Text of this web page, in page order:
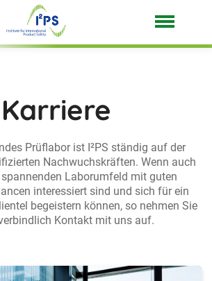
Karriere
Prüflabor ist I²PS ständig auf der
Nachwuchskräften. Wenn auch
Laborumfeld mit guten
interessiert sind und sich für ein
begeistern können, so nehmen Sie
Kontakt mit uns auf.